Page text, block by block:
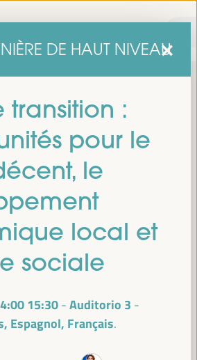
mondial pour le développement
du1er au 4 avril 2025 à Séville, en
et des Expositions (FIBES).
Lire la suite
DE HAUT NIVEAU
transition :
pour le
le
local et
sociale
15:30 Auditorio 3
Espagnol, Français